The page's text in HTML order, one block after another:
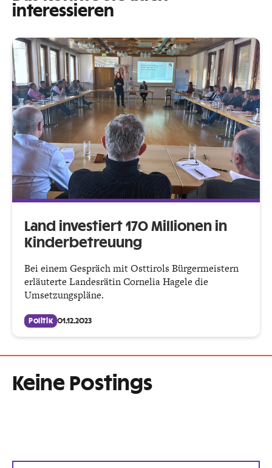
interessieren
Land investiert 170 Millionen in
Kinderbetreuung
Bei einem Gespräch mit Osttirols Bürgermeistern
erläuterte Landesrätin Cornelia Hagele die
Umsetzungspläne.
Politik 01.12.2023
Keine Postings